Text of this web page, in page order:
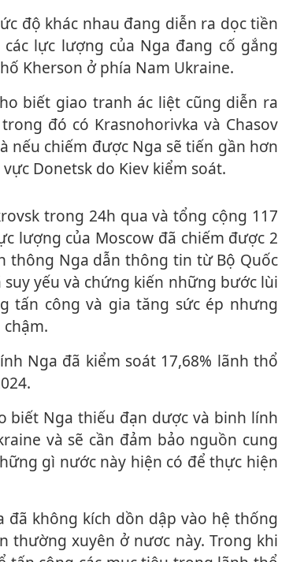
lực lượng của Nga đang cố gắng
Kherson ở phía Nam Ukraine.
đó có Krasnohorivka và Chasov
nếu chiếm được Nga sẽ tiến gần hơn
Donetsk do Kiev kiểm soát.
lượng của Moscow đã chiếm được 2
thông Nga dẫn thông tin từ Bộ Quốc
yếu và chứng kiến những bước lùi
tấn công và gia tăng sức ép nhưng
và sẽ cần đảm bảo nguồn cung
gì nước này hiện có để thực hiện
thường xuyên ở nươc này. Trong khi